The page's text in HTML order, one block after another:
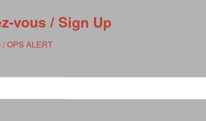
vous / Sign Up
OPS ALERT